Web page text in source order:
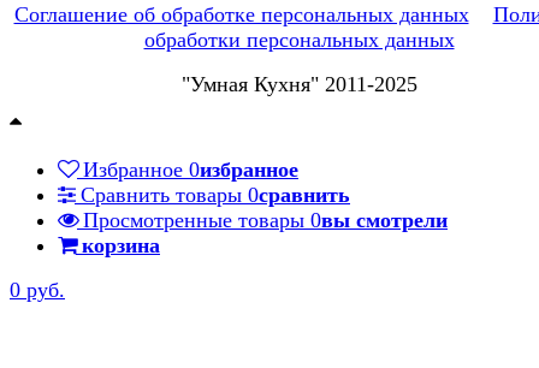
Соглашение об обработке персональных данных
обработки персональных данных
"Умная Кухня" 2011-2025
Избранное 0избранное
Сравнить товары 0сравнить
Просмотренные товары 0вы смотрели
корзина
0 руб.